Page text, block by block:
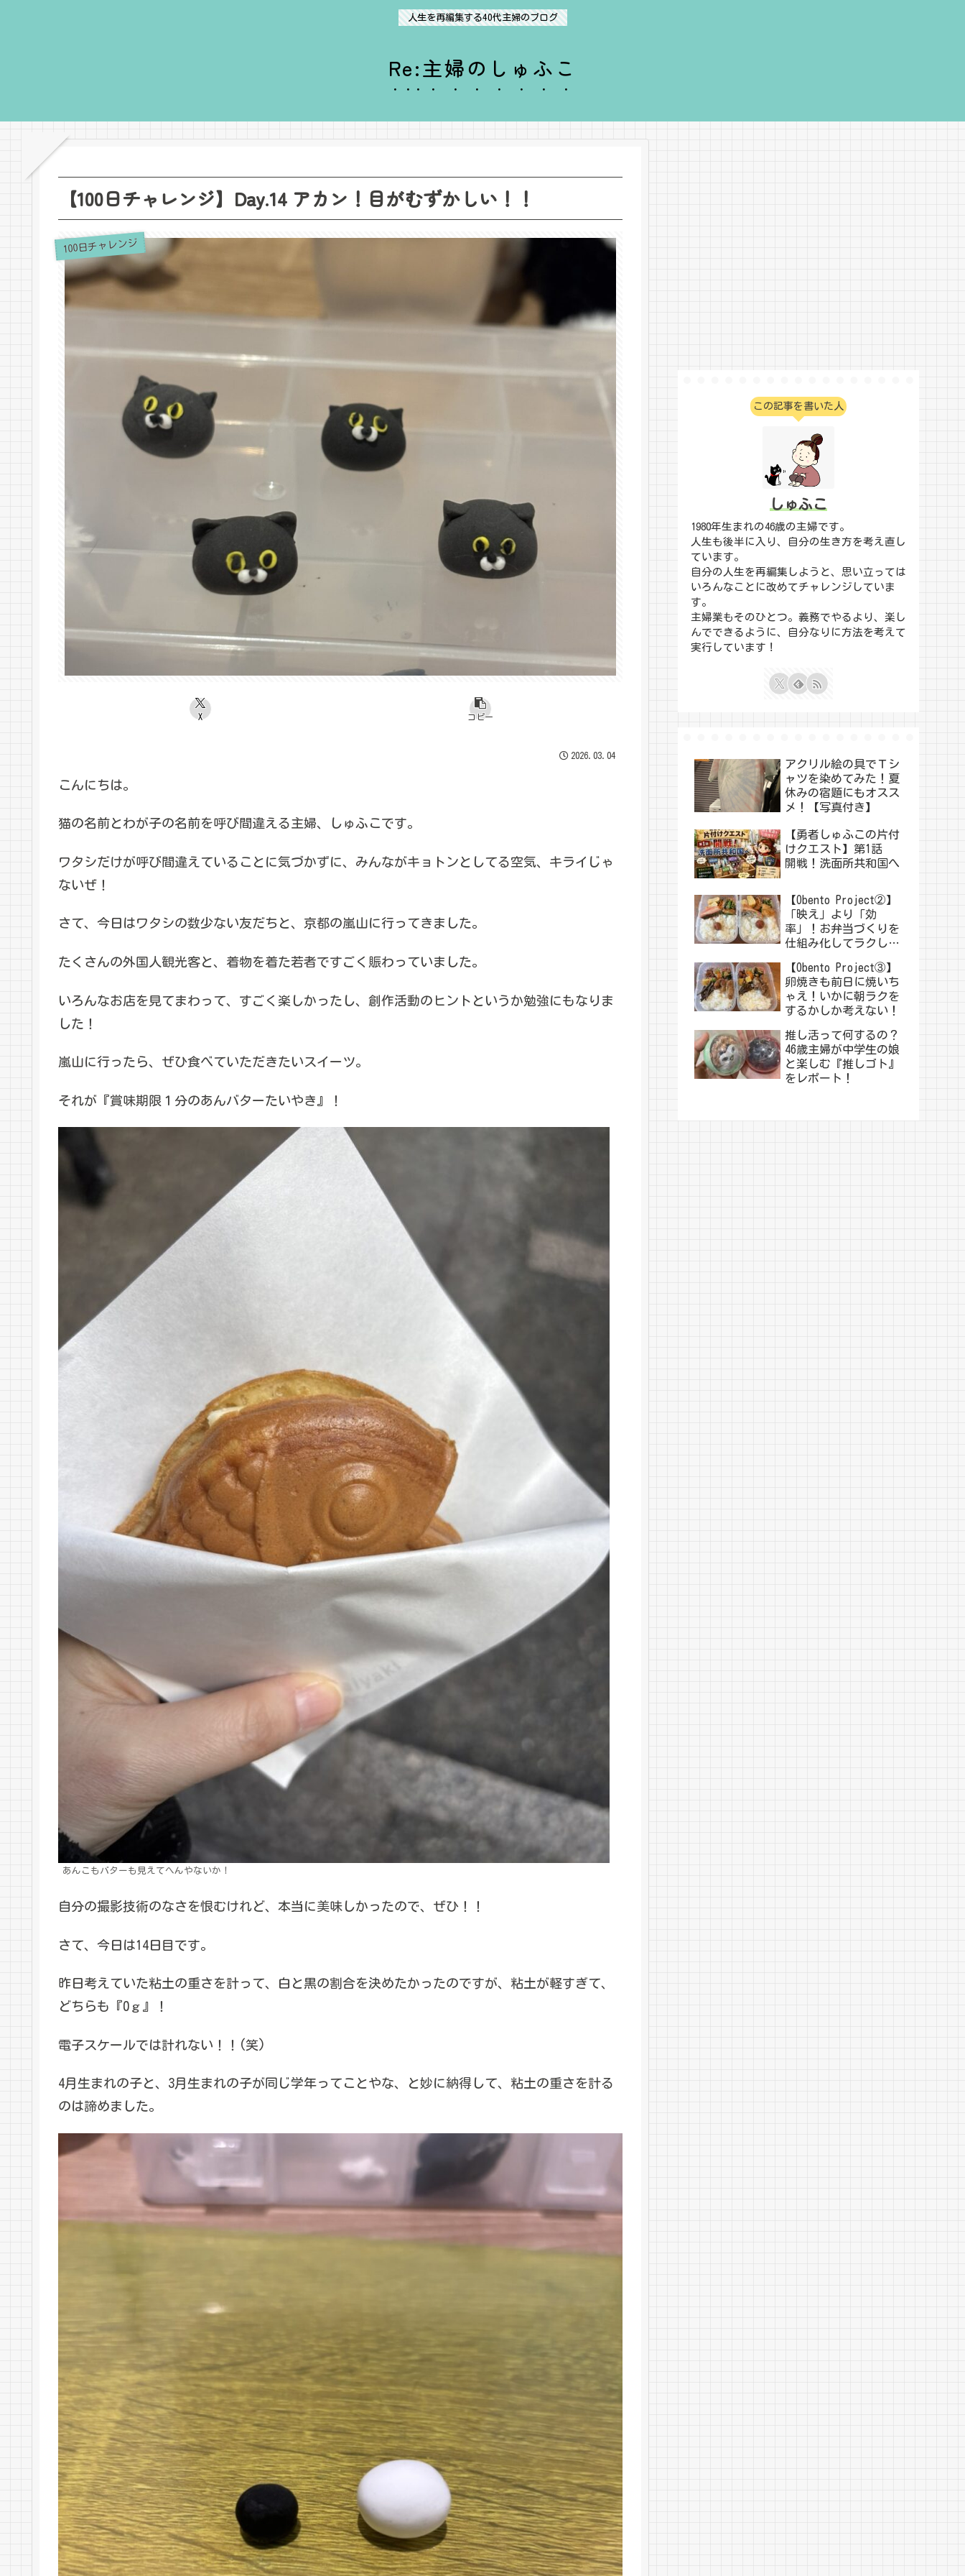
人生を再編集する40代主婦のブログ
Re:主婦のしゅふこ
【100日チャレンジ】Day.14 アカン！目がむずかしい！！
100日チャレンジ
X コピー
2026.03.04
こんにちは。
猫の名前とわが子の名前を呼び間違える主婦、しゅふこです。
ワタシだけが呼び間違えていることに気づかずに、みんながキョトンとしてる空気、キライじゃ
ないぜ！
さて、今日はワタシの数少ない友だちと、京都の嵐山に行ってきました。
たくさんの外国人観光客と、着物を着た若者ですごく賑わっていました。
いろんなお店を見てまわって、すごく楽しかったし、創作活動のヒントというか勉強にもなりま
した！
嵐山に行ったら、ぜひ食べていただきたいスイーツ。
それが『賞味期限１分のあんバターたいやき』！
あんこもバターも見えてへんやないか！
自分の撮影技術のなさを恨むけれど、本当に美味しかったので、ぜひ！！
さて、今日は14日目です。
昨日考えていた粘土の重さを計って、白と黒の割合を決めたかったのですが、粘土が軽すぎて、
どちらも『0ｇ』！
電子スケールでは計れない！！(笑)
4月生まれの子と、3月生まれの子が同じ学年ってことやな、と妙に納得して、粘土の重さを計る
のは諦めました。
この記事を書いた人
しゅふこ
1980年生まれの46歳の主婦です。
人生も後半に入り、自分の生き方を考え直し
ています。
自分の人生を再編集しようと、思い立っては
いろんなことに改めてチャレンジしていま
す。
主婦業もそのひとつ。義務でやるより、楽し
んでできるように、自分なりに方法を考えて
実行しています！
アクリル絵の具でＴシ
ャツを染めてみた！夏
休みの宿題にもオスス
メ！【写真付き】
【勇者しゅふこの片付
けクエスト】第1話
開戦！洗面所共和国へ
【Obento Project②】
「映え」より「効
率」！お弁当づくりを
仕組み化してラクした
【Obento Project③】
卵焼きも前日に焼いち
ゃえ！いかに朝ラクを
するかしか考えない！
推し活って何するの？
46歳主婦が中学生の娘
と楽しむ『推しゴト』
をレポート！